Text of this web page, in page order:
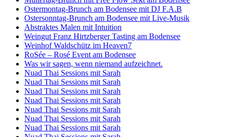
Ostermontag-Brunch am Bodensee mit DJ F.A.B
Ostersonntag-Brunch am Bodensee mit Live-Musik
Abstraktes Malen mit Intuition
Weingut Franz Hirtzberger Tasting am Bodensee
Weinhof Waldschütz im Heaven7
RoSée – Rosé Event am Bodensee
Was wir sagen, wenn niemand aufzeichnet.
Nuad Thai Sessions mit Sarah
Nuad Thai Sessions mit Sarah
Nuad Thai Sessions mit Sarah
Nuad Thai Sessions mit Sarah
Nuad Thai Sessions mit Sarah
Nuad Thai Sessions mit Sarah
Nuad Thai Sessions mit Sarah